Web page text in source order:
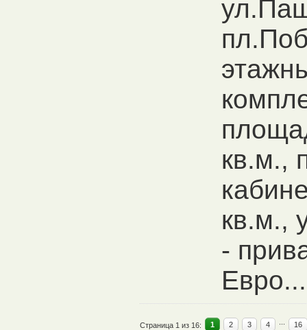
кв.м.,
кв.м.,
-
Евро...
Страница 1 из 16: 1 2 3 4 16